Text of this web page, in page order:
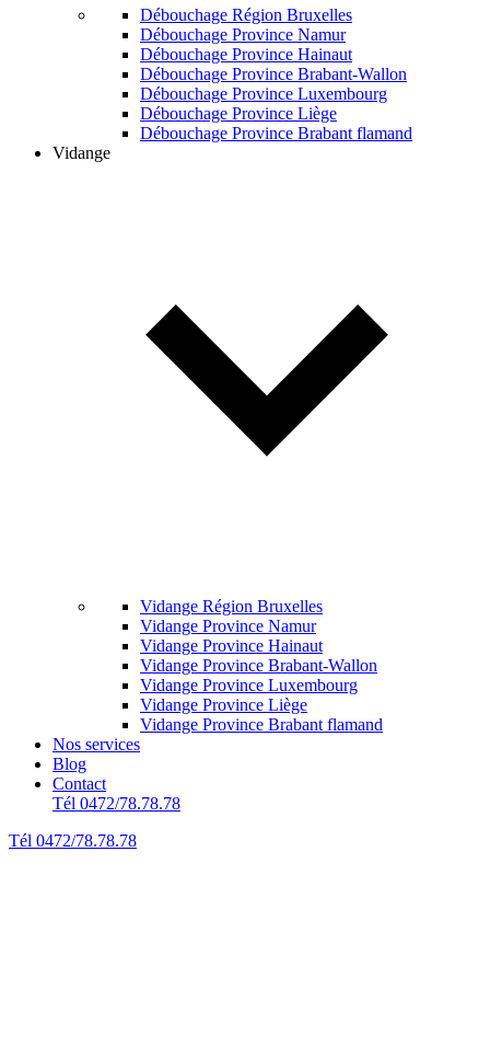
Débouchage Région Bruxelles
Débouchage Province Namur
Débouchage Province Hainaut
Débouchage Province Brabant-Wallon
Débouchage Province Luxembourg
Débouchage Province Liège
Débouchage Province Brabant flamand
Vidange
Vidange Région Bruxelles
Vidange Province Namur
Vidange Province Hainaut
Vidange Province Brabant-Wallon
Vidange Province Luxembourg
Vidange Province Liège
Vidange Province Brabant flamand
Nos services
Blog
Contact
Tél 0472/78.78.78
Tél 0472/78.78.78